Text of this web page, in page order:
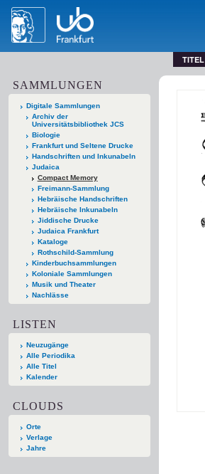
TITEL
SAMMLUNGEN
Digitale Sammlungen
Archiv der
Universitätsbibliothek JCS
Biologie
Frankfurt und Seltene Drucke
Handschriften und Inkunabeln
Judaica
Compact Memory
Freimann-Sammlung
Hebräische Handschriften
Hebräische Inkunabeln
Jiddische Drucke
Judaica Frankfurt
Kataloge
Rothschild-Sammlung
Kinderbuchsammlungen
Koloniale Sammlungen
Musik und Theater
Nachlässe
LISTEN
Neuzugänge
Alle Periodika
Alle Titel
Kalender
CLOUDS
Orte
Verlage
Jahre